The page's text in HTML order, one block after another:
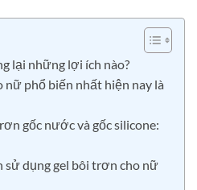
lại những lợi ích nào?
nữ phổ biến nhất hiện nay là
gốc nước và gốc silicone:
sử dụng gel bôi trơn cho nữ